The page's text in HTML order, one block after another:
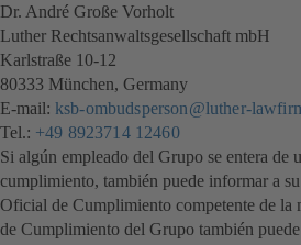
Dr. André Große Vorholt
Luther Rechtsanwaltsgesellschaft mbH
Karlstraße 10-12
80333 München, Germany
E-mail: ksb-ombudsperson@luther-
Tel.: +49 8923714 12460
Si algún empleado del Grupo se entera de
cumplimiento, también puede informar a
Oficial de Cumplimiento competente de la
de Cumplimiento del Grupo también